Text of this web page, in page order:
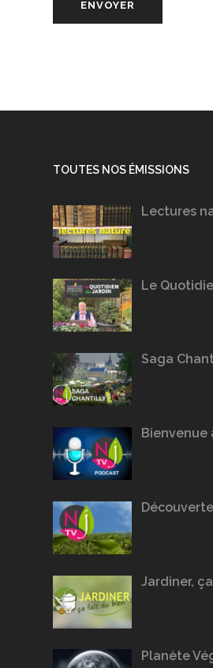
TOUTES NOS ÉMISSIONS
Lectures
Le
Saga
Bienvenue
Jardiner,
Planète